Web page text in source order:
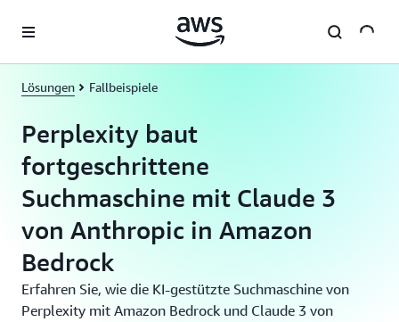
Überspringen zum Hauptinhalt
Lösungen Fallbeispiele
Perplexity baut
fortgeschrittene
Suchmaschine mit Claude 3
von Anthropic in Amazon
Bedrock
Erfahren Sie, wie die KI-gestützte Suchmaschine von
Perplexity mit Amazon Bedrock und Claude 3 von